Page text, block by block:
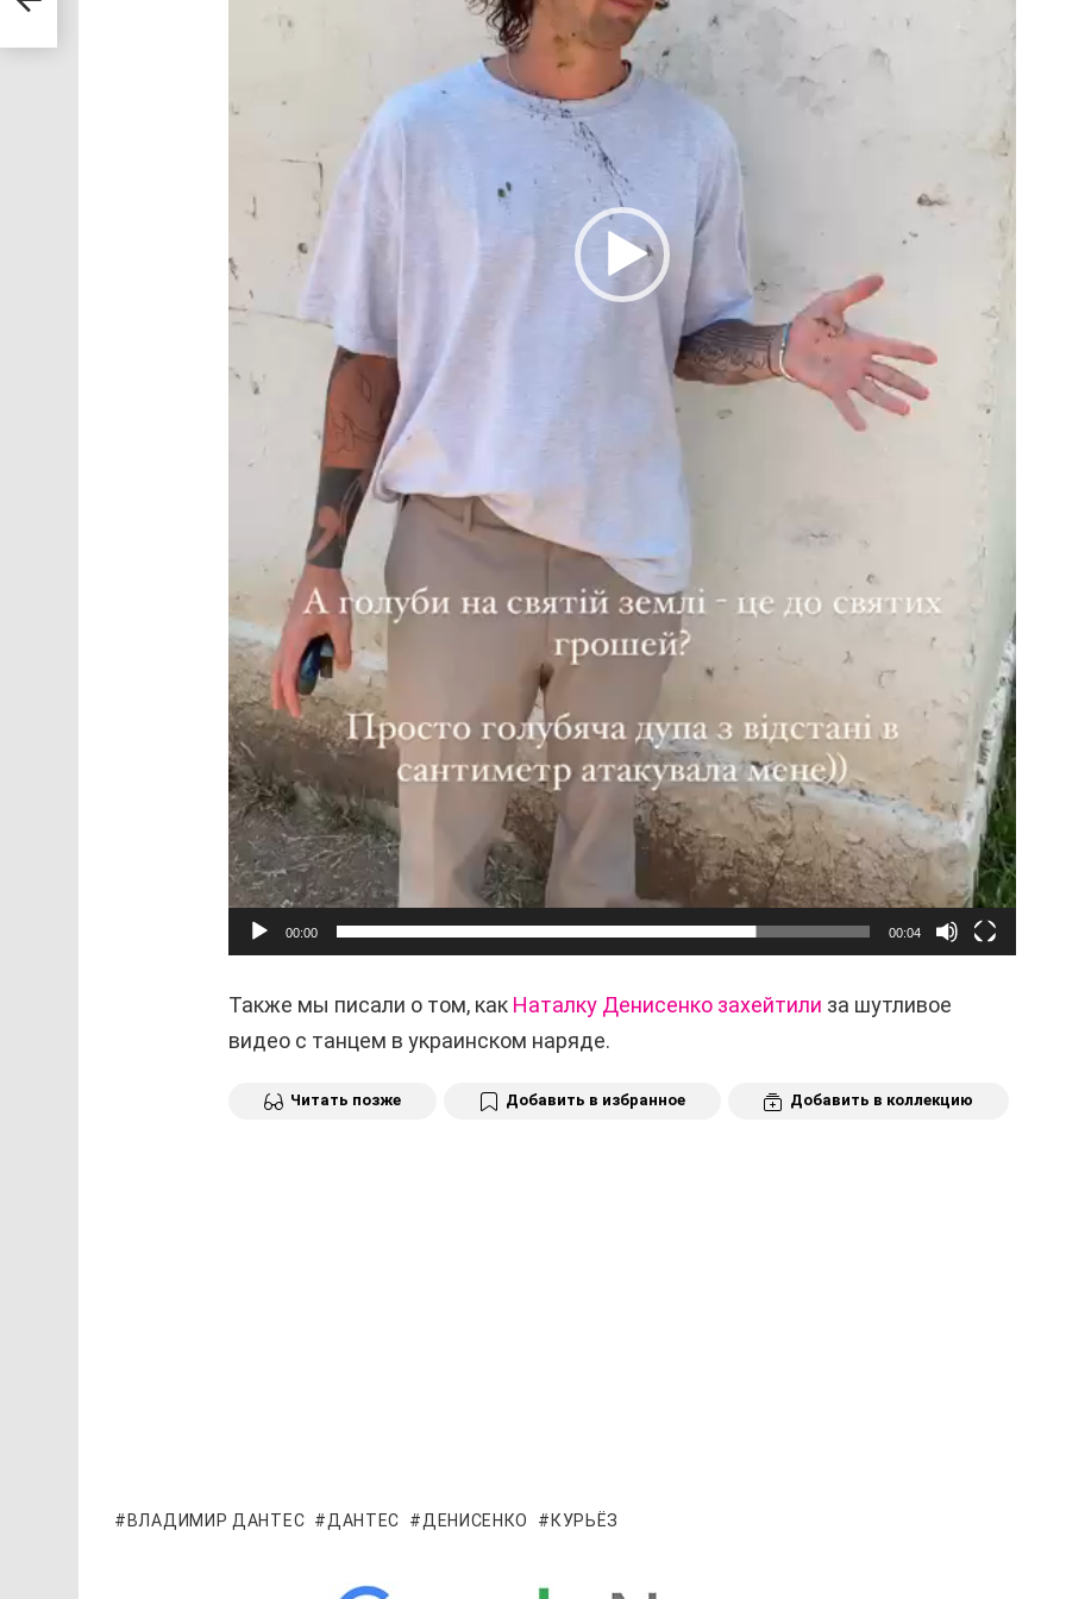
00:00 00:04
Также мы писали о том, как Наталку Денисенко захейтили за шутливое
видео с танцем в украинском наряде.
Читать позже Добавить в избранное Добавить в коллекцию
ВЛАДИМИР ДАНТЕС ДАНТЕС ДЕНИСЕНКО КУРЬЁЗ